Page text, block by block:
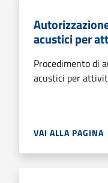
acustici per
Procedimento di
acustici per
VAI ALLA PAGINA